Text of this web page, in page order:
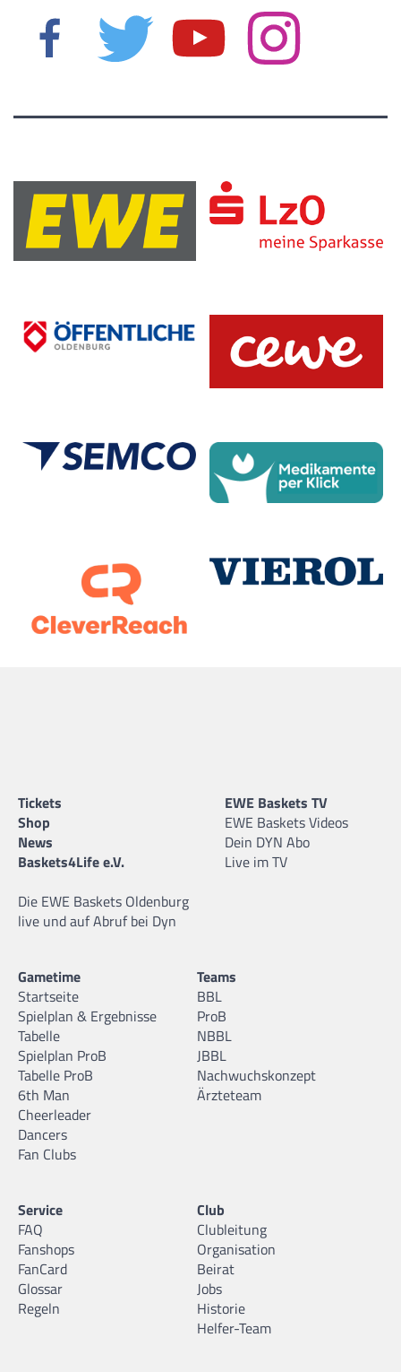
Tickets
Shop
News
Baskets4Life e.V.
Die EWE Baskets Oldenburg
live und auf Abruf bei Dyn
EWE Baskets TV
EWE Baskets Videos
Dein DYN Abo
Live im TV
Gametime
Startseite
Spielplan & Ergebnisse
Tabelle
Spielplan ProB
Tabelle ProB
6th Man
Cheerleader
Dancers
Fan Clubs
Teams
BBL
ProB
NBBL
JBBL
Nachwuchskonzept
Ärzteteam
Service
FAQ
Fanshops
FanCard
Glossar
Regeln
Club
Clubleitung
Organisation
Beirat
Jobs
Historie
Helfer-Team